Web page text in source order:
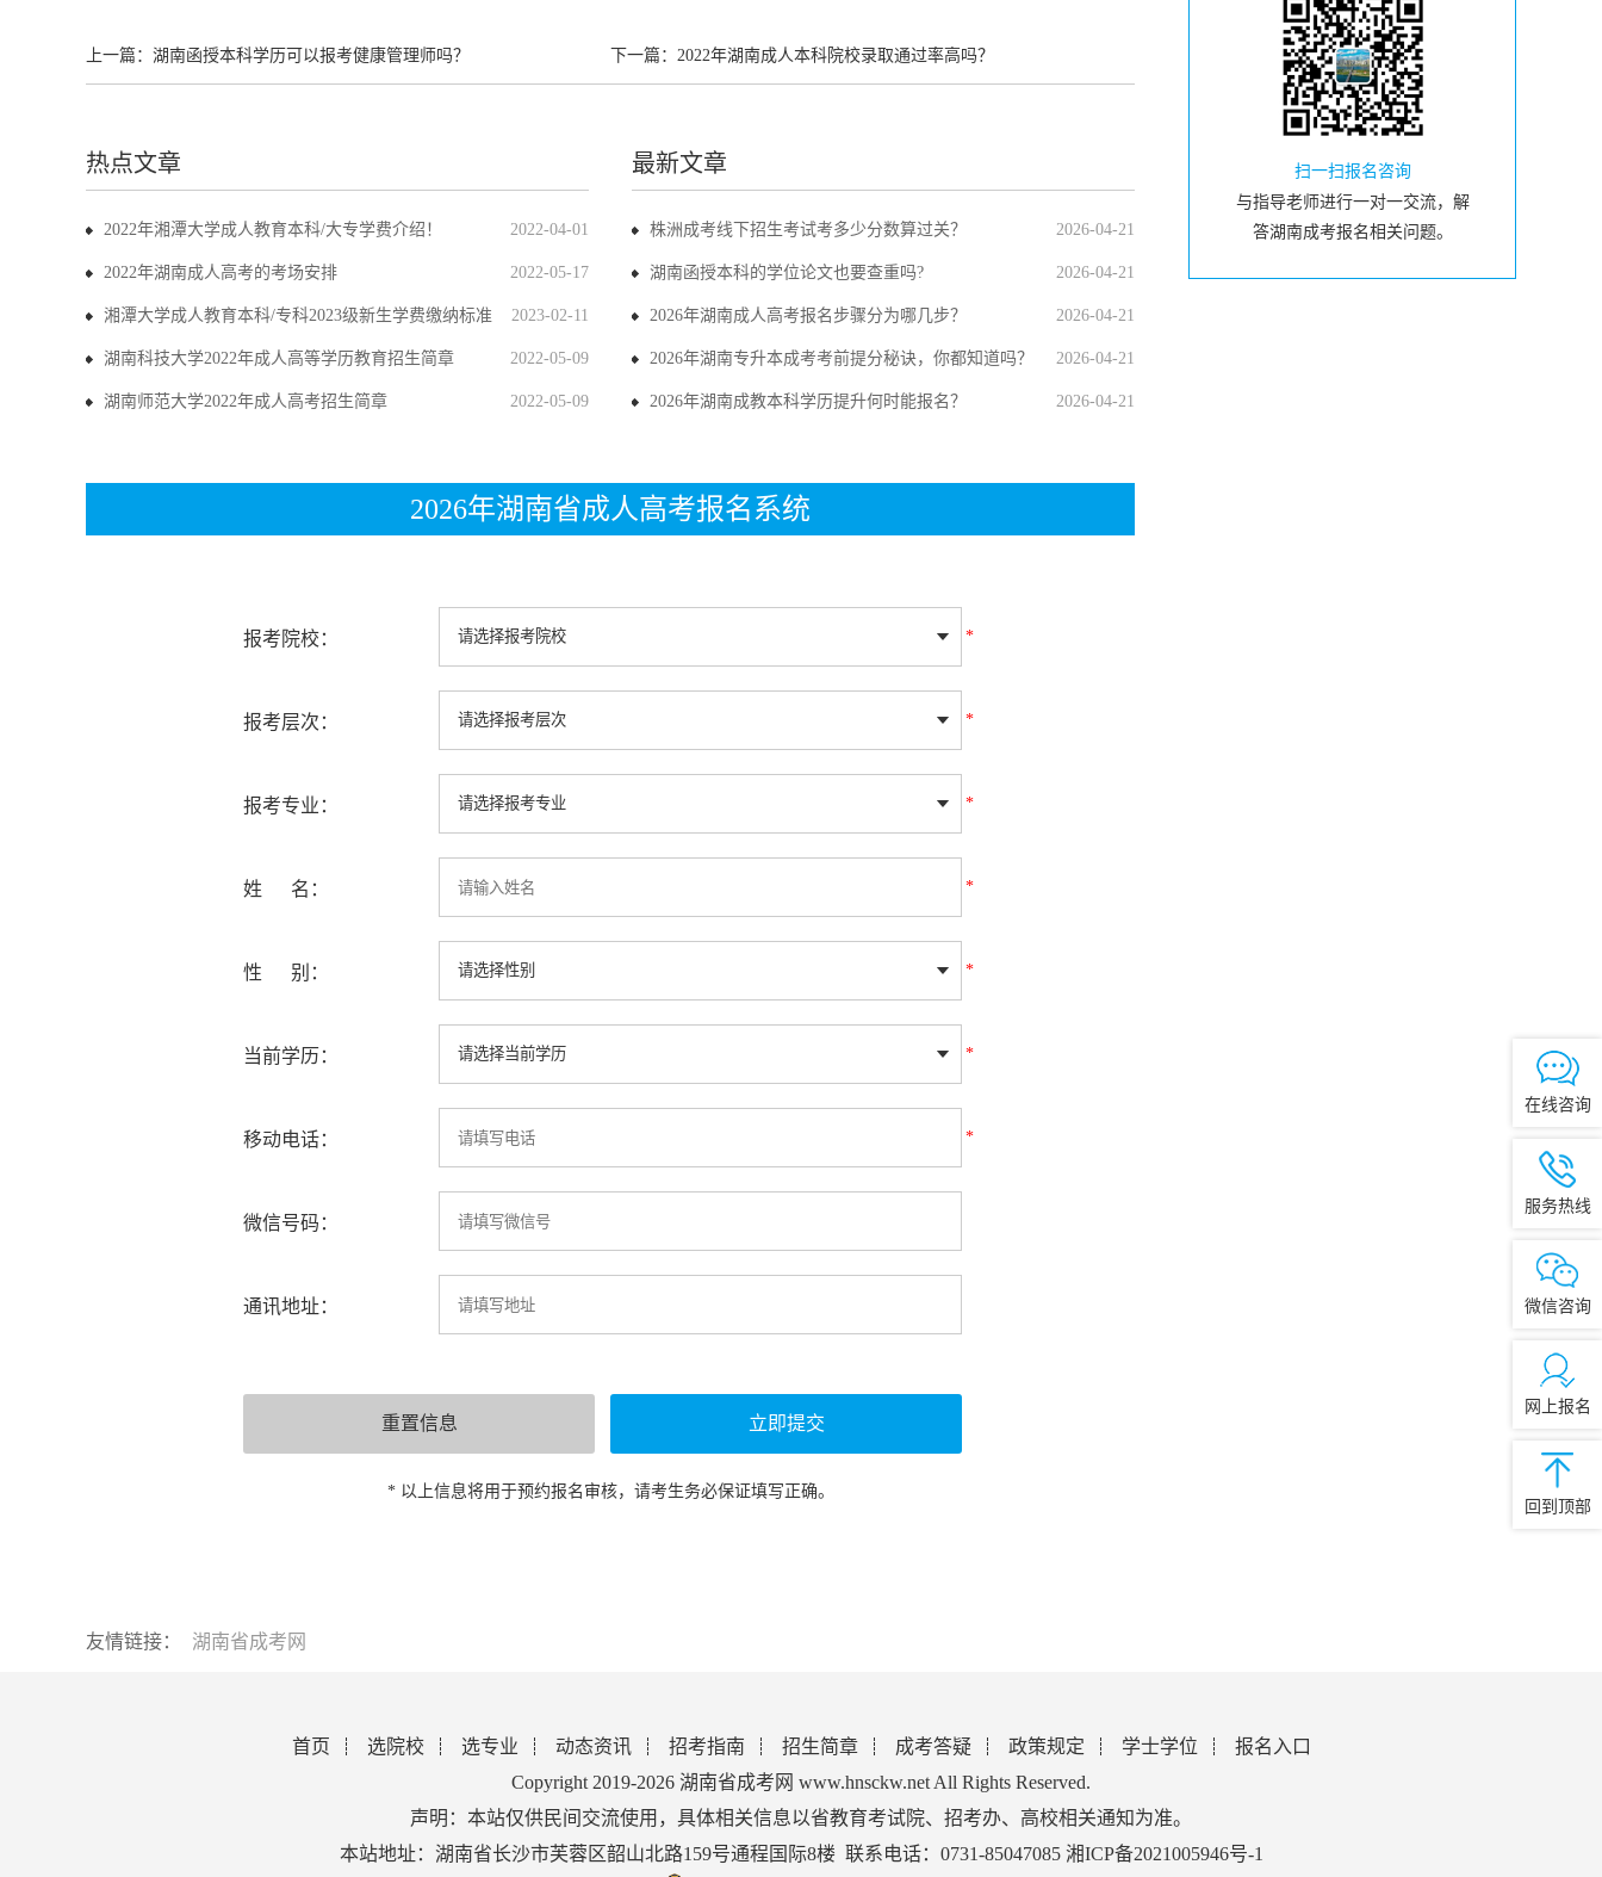
上一篇： 湖南函授本科学历可以报考健康管理师吗？ 下一篇： 2022年湖南成人本科院校录取通过率高吗？
热点文章
2022-04-01
2022年湘潭大学成人教育本科/大专学费介绍！
2022-05-17
2022年湖南成人高考的考场安排
2023-02-11
湘潭大学成人教育本科/专科2023级新生学费缴纳标准
2022-05-09
湖南科技大学2022年成人高等学历教育招生简章
2022-05-09
湖南师范大学2022年成人高考招生简章
最新文章
2026-04-21
株洲成考线下招生考试考多少分数算过关？
2026-04-21
湖南函授本科的学位论文也要查重吗?
2026-04-21
2026年湖南成人高考报名步骤分为哪几步？
2026-04-21
2026年湖南专升本成考考前提分秘诀，你都知道吗？
2026-04-21
2026年湖南成教本科学历提升何时能报名？
2026年湖南省成人高考报名系统
报考院校： *
报考层次： *
报考专业： *
姓 名： *
性 别： *
当前学历： *
移动电话： *
微信号码：
通讯地址：
* 以上信息将用于预约报名审核，请考生务必保证填写正确。
扫一扫报名咨询
与指导老师进行一对一交流，解
答湖南成考报名相关问题。
友情链接： 湖南省成考网
首页 选院校 选专业 动态资讯 招考指南 招生简章 成考答疑 政策规定 学士学位
报名入口
Copyright 2019-2026 湖南省成考网 www.hnsckw.net All Rights Reserved.
声明：本站仅供民间交流使用，具体相关信息以省教育考试院、招考办、高校相关通知为准。
本站地址：湖南省长沙市芙蓉区韶山北路159号通程国际8楼 联系电话：0731-85047085 湘ICP备2021005946号-1
在线咨询
服务热线
微信咨询
网上报名
回到顶部